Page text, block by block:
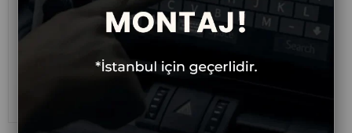
Nissan Micra Android Multimedya